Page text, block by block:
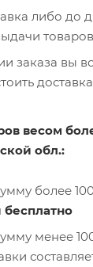
либо до
заказа вы
весом
обл.:
более
бесплатно
менее